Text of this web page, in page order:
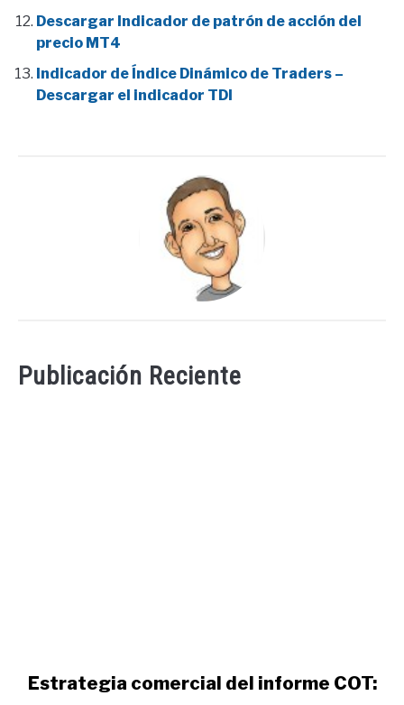
Descargar Indicador de patrón de acción del
precio MT4
Indicador de Índice Dinámico de Traders –
Descargar el indicador TDI
Publicación Reciente
link
Estrategia comercial del informe COT: